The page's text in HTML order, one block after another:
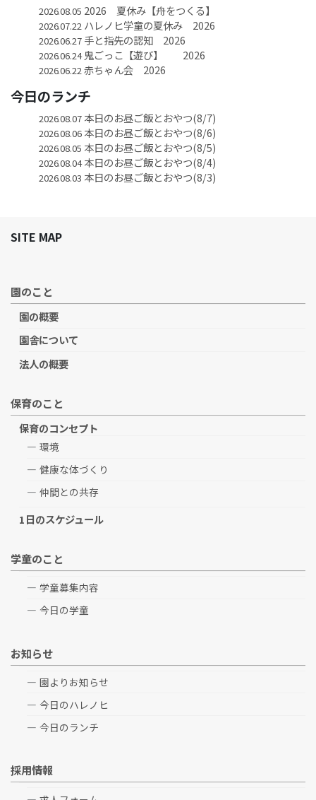
2026.08.05 2026 夏休み【舟をつくる】
2026.07.22 ハレノヒ学童の夏休み 2026
2026.06.27手と指先の認知 2026
2026.06.24鬼ごっこ【遊び】 2026
2026.06.22赤ちゃん会 2026
今日のランチ
2026.08.07本日のお昼ご飯とおやつ(8/7)
2026.08.06本日のお昼ご飯とおやつ(8/6)
2026.08.05 本日のお昼ご飯とおやつ(8/5)
2026.08.04本日のお昼ご飯とおやつ(8/4)
2026.08.03 本日のお昼ご飯とおやつ(8/3)
SITE MAP
園のこと
園の概要
園舎について
法人の概要
保育のこと
保育のコンセプト
環境
健康な体づくり
仲間との共存
1日のスケジュール
学童のこと
学童募集内容
今日の学童
お知らせ
園よりお知らせ
今日のハレノヒ
今日のランチ
採用情報